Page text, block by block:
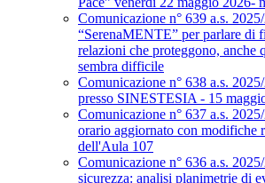
Comunicazione n° 639 a.s.
“SerenaMENTE” per parlare di
relazioni che proteggono, anche
sembra difficile
Comunicazione n° 638 a.s.
presso SINESTESIA - 15
Comunicazione n° 637 a.s.
orario aggiornato con modifiche
dell'Aula 107
Comunicazione n° 636 a.s.
sicurezza: analisi planimetrie di